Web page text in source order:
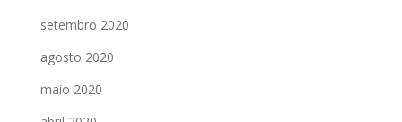
setembro 2020
agosto 2020
maio 2020